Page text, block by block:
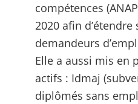
compétences
2020 afin
demandeurs
Elle a aussi mis en
actifs : Idmaj
diplômés sans